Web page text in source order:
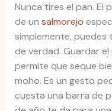
Nunca tires el pan. El
de un salmorejo
simplemente,
de verdad. Guardar
permite que seque
moho. Es un gesto
cuesta una barra de